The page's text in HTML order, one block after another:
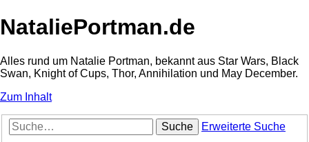
NataliePortman.de
Alles rund um Natalie Portman, bekannt aus Star Wars, Black
Swan, Knight of Cups, Thor, Annihilation und May December.
Zum Inhalt
Suche Erweiterte Suche